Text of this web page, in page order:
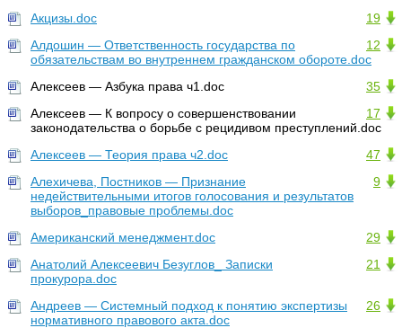
19
Акцизы.doc
12
Алдошин — Ответственность государства по
обязательствам во внутреннем гражданском обороте.doc
35
Алексеев — Азбука права ч1.doc
17
Алексеев — К вопросу о совершенствовании
законодательства о борьбе с рецидивом преступлений.doc
47
Алексеев — Теория права ч2.doc
9
Алехичева, Постников — Признание
недействительными итогов голосования и результатов
выборов_правовые проблемы.doc
29
Американский менеджмент.doc
21
Анатолий Алексеевич Безуглов_ Записки
прокурора.doc
26
Андреев — Системный подход к понятию экспертизы
нормативного правового акта.doc